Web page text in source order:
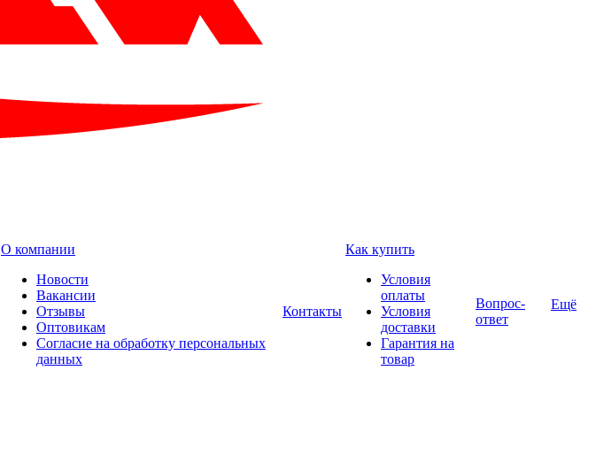
О компании
Новости
Вакансии
Отзывы
Оптовикам
Cогласие на обработку персональных
данных
Контакты
Как купить
Условия
оплаты
Условия
доставки
Гарантия на
товар
Вопрос-
ответ
Ещё